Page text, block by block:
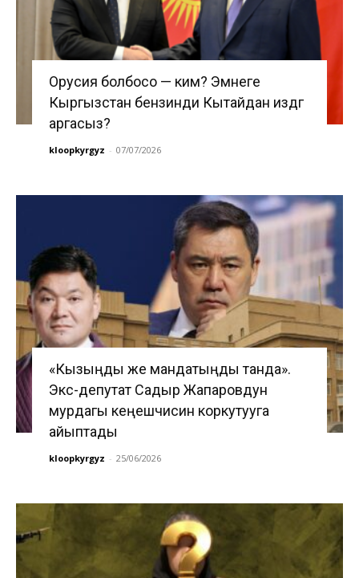
Орусия болбосо — ким? Эмнеге
Кыргызстан бензинди Кытайдан издөөгө
аргасыз?
kloopkyrgyz - 07/07/2026
«Кызыңды же мандатыңды танда».
Экс-депутат Садыр Жапаровдун
мурдагы кеңешчисин коркутууга
айыптады
kloopkyrgyz - 25/06/2026